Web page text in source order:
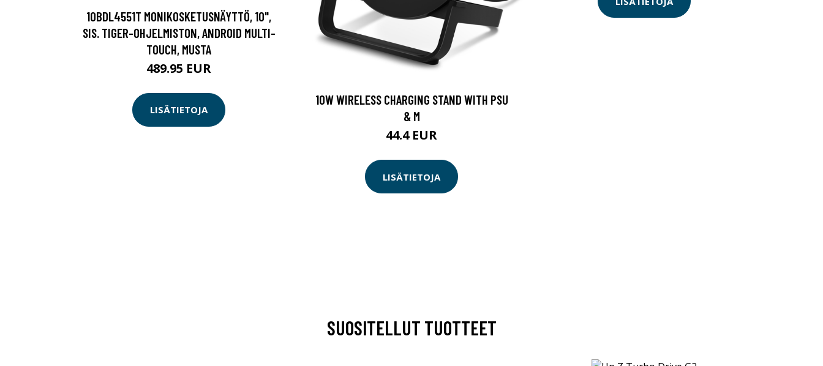
10BDL4551T MONIKOSKETUSNÄYTTÖ, 10",
SIS. TIGER-OHJELMISTON, ANDROID MULTI-
TOUCH, MUSTA
489.95 EUR
LISÄTIETOJA
10W WIRELESS CHARGING STAND WITH PSU
& M
44.4 EUR
LISÄTIETOJA
SUOSITELLUT TUOTTEET